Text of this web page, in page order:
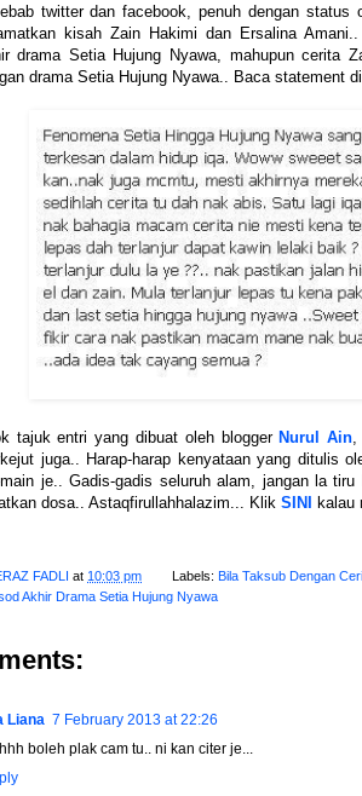
twitter dan facebook, penuh dengan status
kisah Zain Hakimi dan Ersalina
drama Setia Hujung Nyawa, mahupun cerita
drama Setia Hujung Nyawa.. Baca statement di
tajuk entri yang dibuat oleh bloggerNurul Ain
juga.. Harap-harap kenyataan yang ditulis
je.. Gadis-gadis seluruh alam, jangan la tiru
dosa.. Astaqfirullahhalazim... Klik SINI kalau
FADLI at 10:03 pm Labels: Bila Taksub Dengan
Akhir Drama Setia Hujung Nyawa
Liana 7 February 2013 at 22:26
boleh plak cam tu.. ni kan citer je...